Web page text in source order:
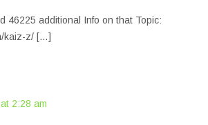
46225 additional Info on that Topic:
kaiz-z/ […]
2:28 am